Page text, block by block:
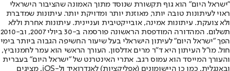
"ישראל היום" הוא גוף תקשורת שנוסד מתוך האמונה שהציבור הישראלי
ראוי לעיתונות טובה יותר, מאוזנת יותר ומדויקת יותר. עיתונות שמדברת
ולא צועקת. עיתונות אמינה, אובייקטיבית ועניינית. עיתונות אחרת וללא
תשלום. המהדורה המודפסת הראשונה פורסמה ב-30 ביולי 2007, וב-2010
הפך "ישראל היום" לעיתון הישראלי בעל שיעור החשיפה הגבוה ביותר בימי
חול. מו"ל העיתון היא ד"ר מרים אדלסון. העורך הראשי הוא עמר לחמנוביץ,
והעורך המייסד הוא עמוס רגב. אתרי האינטרנט של "ישראל היום" בעברית
ובאנגלית, כמו כן היישומונים (אפליקציות) לאנדרואיד ול-iOS, מציגים